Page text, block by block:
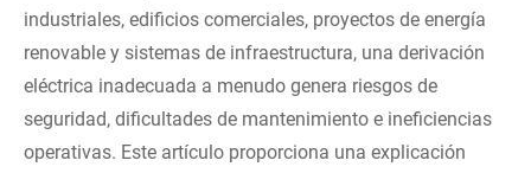
industriales, edificios comerciales, proyectos de energía
renovable y sistemas de infraestructura, una derivación
eléctrica inadecuada a menudo genera riesgos de
seguridad, dificultades de mantenimiento e ineficiencias
operativas. Este artículo proporciona una explicación